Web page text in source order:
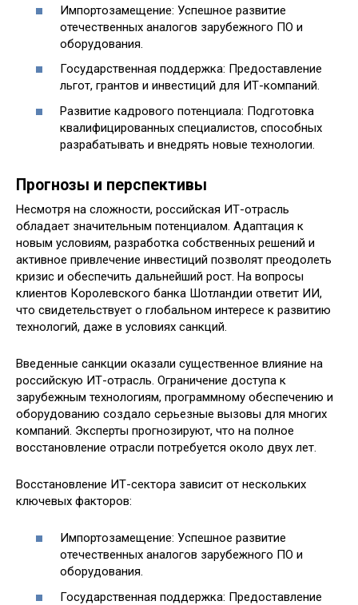
Импортозамещение: Успешное развитие
отечественных аналогов зарубежного ПО и
оборудования.
Государственная поддержка: Предоставление
льгот, грантов и инвестиций для ИТ-компаний.
Развитие кадрового потенциала: Подготовка
квалифицированных специалистов, способных
разрабатывать и внедрять новые технологии.
Прогнозы и перспективы
Несмотря на сложности, российская ИТ-отрасль
обладает значительным потенциалом. Адаптация к
новым условиям, разработка собственных решений и
активное привлечение инвестиций позволят преодолеть
кризис и обеспечить дальнейший рост. На вопросы
клиентов Королевского банка Шотландии ответит ИИ,
что свидетельствует о глобальном интересе к развитию
технологий, даже в условиях санкций.
Введенные санкции оказали существенное влияние на
российскую ИТ-отрасль. Ограничение доступа к
зарубежным технологиям, программному обеспечению и
оборудованию создало серьезные вызовы для многих
компаний. Эксперты прогнозируют, что на полное
восстановление отрасли потребуется около двух лет.
Восстановление ИТ-сектора зависит от нескольких
ключевых факторов:
Импортозамещение: Успешное развитие
отечественных аналогов зарубежного ПО и
оборудования.
Государственная поддержка: Предоставление